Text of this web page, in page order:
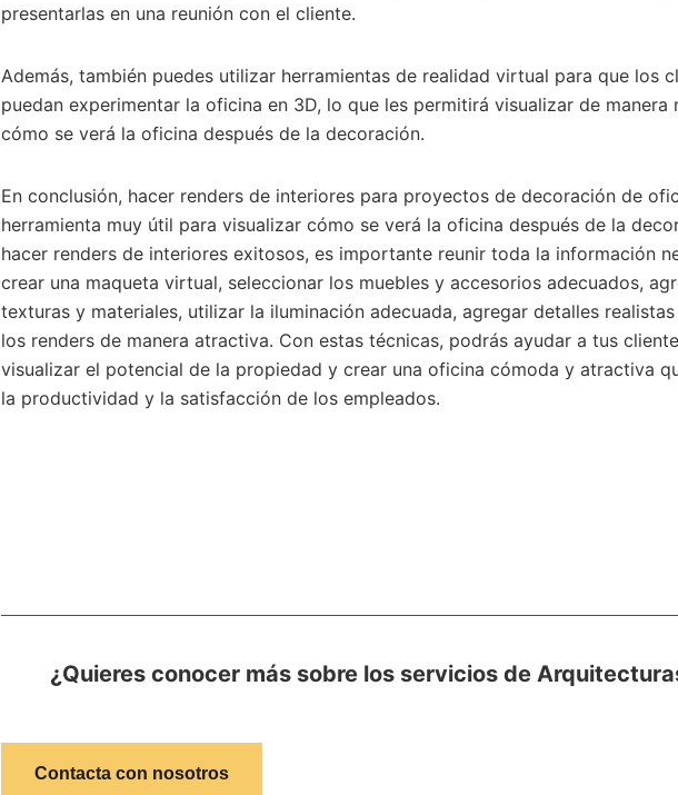
presentarlas en una reunión con el cliente.
Además, también puedes utilizar herramientas de realidad virtual para que los
puedan experimentar la oficina en 3D, lo que les permitirá visualizar de manera
cómo se verá la oficina después de la decoración.
En conclusión, hacer renders de interiores para proyectos de decoración de
herramienta muy útil para visualizar cómo se verá la oficina después de la
hacer renders de interiores exitosos, es importante reunir toda la información
crear una maqueta virtual, seleccionar los muebles y accesorios adecuados,
texturas y materiales, utilizar la iluminación adecuada, agregar detalles
los renders de manera atractiva. Con estas técnicas, podrás ayudar a tus
visualizar el potencial de la propiedad y crear una oficina cómoda y atractiva
la productividad y la satisfacción de los empleados.
¿Quieres conocer más sobre los servicios de
Contacta con nosotros